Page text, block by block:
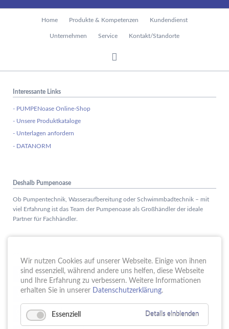
Home Produkte & Kompetenzen Kundendienst
Unternehmen Service Kontakt/Standorte
Interessante Links
- PUMPENoase Online-Shop
- Unsere Produktkataloge
- Unterlagen anfordern
- DATANORM
Deshalb Pumpenoase
Ob Pumpentechnik, Wasseraufbereitung oder Schwimmbadtechnik – mit
viel Erfahrung ist das Team der Pumpenoase als Großhändler der ideale
Partner für Fachhändler.
15. Schule trifft Wirtschaft bei der PUMPENoase!
18. Vortrag IT-Sicherheit
16 Jahre PUMPENoase
Wir nutzen Cookies auf unserer Webseite. Einige von ihnen
sind essenziell, während andere uns helfen, diese Webseite
und Ihre Erfahrung zu verbessern. Weitere Informationen
erhalten Sie in unserer Datenschutzerklärung.
Essenziell Details einblenden